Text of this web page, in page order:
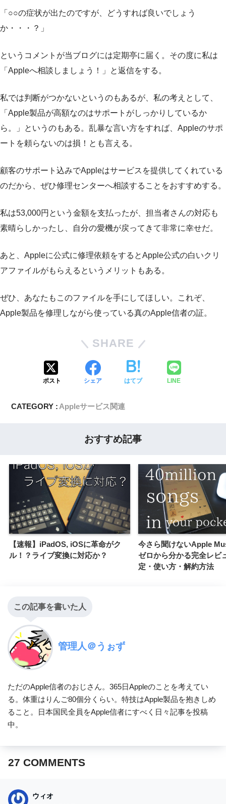
「○○の症状が出たのですが、どうすれば良いでしょう
か・・・？」
というコメントが当ブログには定期亭に届く。その度に私は
「Appleへ相談しましょう！」と返信をする。
私では判断がつかないというのもあるが、私の考えとして、
「Apple製品が高額なのはサポートがしっかりしているか
ら。」というのもある。乱暴な言い方をすれば、Appleのサポ
ートを頼らないのは損！とも言える。
顧客のサポート込みでAppleはサービスを提供してくれている
のだから、ぜひ修理センターへ相談することをおすすめする。
私は53,000円という金額を支払ったが、担当者さんの対応も
素晴らしかったし、自分の愛機が戻ってきて非常に幸せだ。
あと、Appleに公式に修理依頼をするとApple公式の白いクリ
アファイルがもらえるというメリットもある。
ぜひ、あなたもこのファイルを手にしてほしい。これぞ、
Apple製品を修理しながら使っている真のApple信者の証。
SHARE
ポスト シェア はてブ LINE
CATEGORY : Appleサービス関連
おすすめ記事
【速報】iPadOS, iOSに革命がク
ル！？ライブ変換に対応か？
今さら聞けないApple
ゼロから分かる完全レビ
定・使い方・解約方法
この記事を書いた人
管理人＠うぉず
ただのApple信者のおじさん。365日Appleのことを考えてい
る。体重はりんご80個分くらい。特技はApple製品を抱きしめ
ること。日本国民全員をApple信者にすべく日々記事を投稿
中。
27 COMMENTS
ウィオ